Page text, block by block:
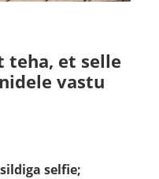
teha, et selle
vastu
selfie;